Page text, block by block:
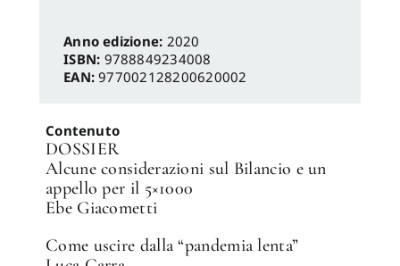
Anno edizione: 2020
ISBN: 9788849234008
EAN:977002128200620002
Contenuto
DOSSIER
Alcune considerazioni sul Bilancio e un
appello per il 5×1000
Ebe Giacometti
Come uscire dalla “pandemia lenta”